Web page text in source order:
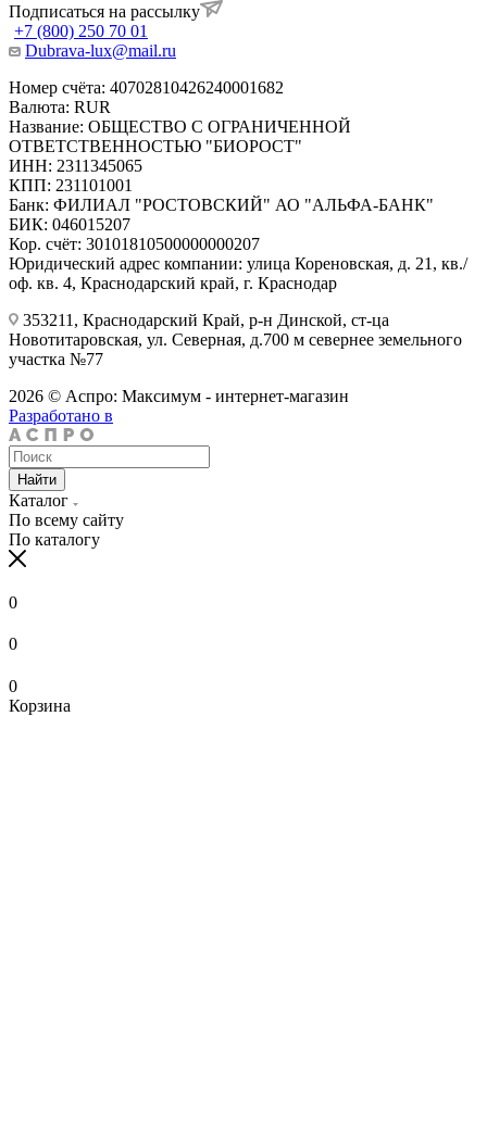
Подписаться на рассылку
+7 (800) 250 70 01
Dubrava-lux@mail.ru
Номер счёта: 40702810426240001682
Валюта: RUR
Название: ОБЩЕСТВО С ОГРАНИЧЕННОЙ
ОТВЕТСТВЕННОСТЬЮ "БИОРОСТ"
ИНН: 2311345065
КПП: 231101001
Банк: ФИЛИАЛ "РОСТОВСКИЙ" АО "АЛЬФА-БАНК"
БИК: 046015207
Кор. счёт: 30101810500000000207
Юридический адрес компании: улица Кореновская, д. 21, кв./
оф. кв. 4, Краснодарский край, г. Краснодар
353211, Краснодарский Край, р-н Динской, ст-ца
Новотитаровская, ул. Северная, д.700 м севернее земельного
участка №77
2026 © Аспро: Максимум - интернет-магазин
Разработано в
Найти
Каталог
По всему сайту
По каталогу
0
0
0
Корзина